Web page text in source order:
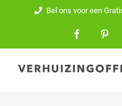
inhoud
Bel ons voor een
Facebook